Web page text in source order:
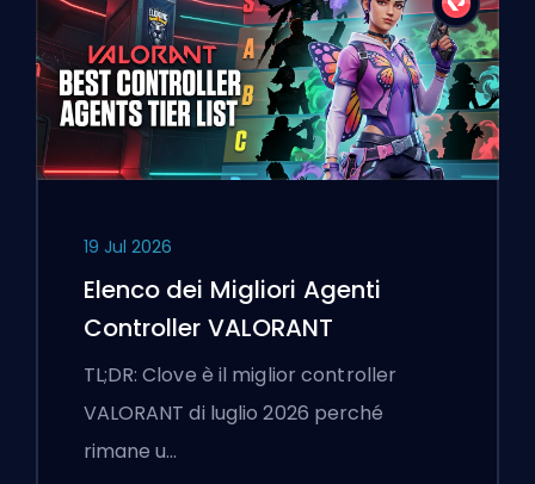
19 Jul 2026
Elenco dei Migliori Agenti
Controller VALORANT
TL;DR: Clove è il miglior controller
VALORANT di luglio 2026 perché
rimane u…